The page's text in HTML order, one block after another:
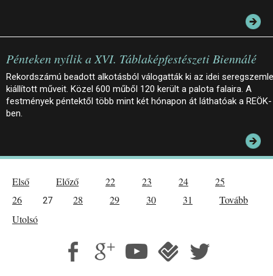
Pénteken nyílik a XVI. Táblaképfestészeti Biennálé
Rekordszámú beadott alkotásból válogatták ki az idei seregszemle
kiállított műveit. Közel 600 műből 120 került a palota falaira. A
festmények péntektől több mint két hónapon át láthatóak a REÖK-
ben.
Első Előző 22 23 24
25
26
27 28 29 30 31
Tovább
Utolsó